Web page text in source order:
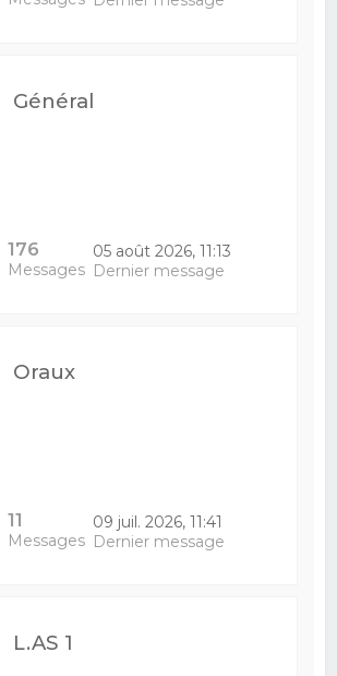
Général
176
Messages
05 août 2026, 11:13
Dernier message
Oraux
11
Messages
09 juil. 2026, 11:41
Dernier message
L.AS 1